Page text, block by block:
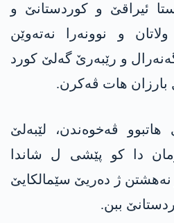
ئیراقێ و كوردستانێ و
و نوونه‌را نه‌ته‌وێن
و رێبه‌رێ گه‌لێ كورد
بارزان هات ڤه‌كرن.
ڤه‌خوه‌ندن، لێبه‌لێ
دا كو پێشی ل شاندا
ژ ده‌ریێ سێمالكایێ
ببن.